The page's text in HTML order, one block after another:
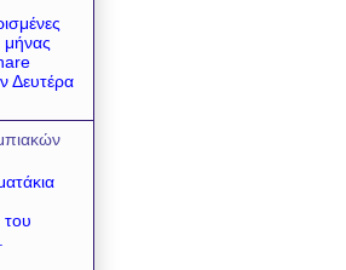
μήνας
Δευτέρα
του